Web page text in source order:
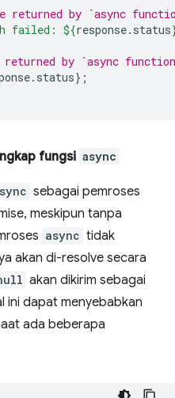
returned by `async
failed: ${response. status
by `async
. status};
fungsi async
sebagai pemroses
meskipun tanpa
async tidak
akan di-resolve secara
akan dikirim sebagai
ini dapat menyebabkan
ada beberapa